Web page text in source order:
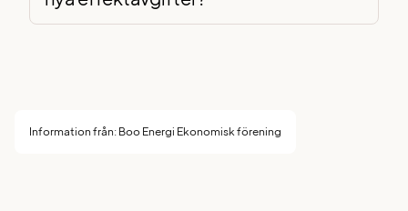
Information från: Boo Energi Ekonomisk förening